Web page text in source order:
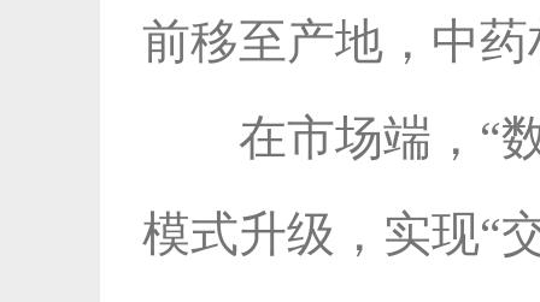
前移至产地，中
在市场端，“
模式升级，实现“